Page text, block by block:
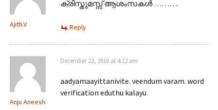
Ajith.V
ക്രിസ്തുമസ്സ് ആശംസകള്‍ ……….
Reply
Anju Aneesh
December 22, 2010 at 4:12 am
aadyamaayittanivite. veendum varam. word
verification eduthu kalayu